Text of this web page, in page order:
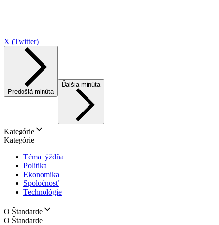
X (Twitter)
Predošlá minúta
Ďalšia minúta
Kategórie
Kategórie
Téma týždňa
Politika
Ekonomika
Spoločnosť
Technológie
O Štandarde
O Štandarde